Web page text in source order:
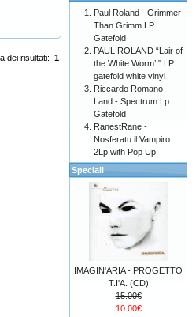
dei risultati: 1
Paul Roland - Grimmer
Than Grimm LP
Gatefold
PAUL ROLAND “Lair of
the White Worm’ " LP
gatefold white vinyl
Riccardo Romano
Land - Spectrum Lp
Gatefold
RanestRane -
Nosferatu il Vampiro
2Lp with Pop Up
Speciali
IMAGIN'ARIA - PROGETTO
T.I'A. (CD)
15.00€
10.00€